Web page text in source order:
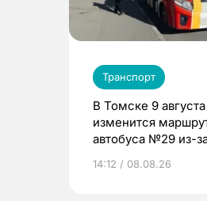
Транспорт
В Томске 9 августа
изменится
автобуса №29 из-
14:12 / 08.08.26